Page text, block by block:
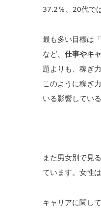
37.2％、20代で
最も多い目標は
など、 仕事やキ
題よりも、稼ぎ
このように稼ぎ
いる影響してい
また男女別で見
ています。女性
キャリアに関し